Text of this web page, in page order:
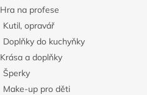
Hra na profese
Kutil, opravář
Doplňky do kuchyňky
Krása a doplňky
Šperky
Make-up pro děti